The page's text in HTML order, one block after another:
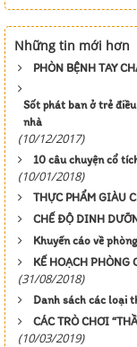
Những tin mới hơn
PHÒN BỆNH TAY
Sốt phát ban ở trẻ
nhà
(10/12/2017)
10 câu chuyện cổ
(10/01/2018)
THỰC PHẨM GIÀU
CHẾ ĐỘ DINH
Khuyến cáo về
KẾ HOẠCH PHÒNG
(31/08/2018)
Danh sách các loại
CÁC TRÒ CHƠI
(10/03/2019)